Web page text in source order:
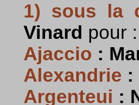
1) sous la
Vinard pour :
Ajaccio :
Alexandrie :
Argenteui :